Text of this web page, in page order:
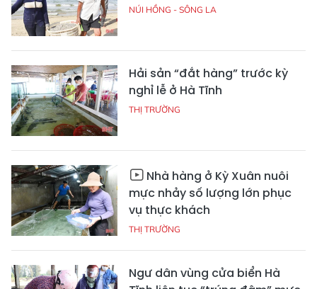
NÚI HỒNG - SÔNG LA
Hải sản “đắt hàng” trước kỳ
nghỉ lễ ở Hà Tĩnh
THỊ TRƯỜNG
Nhà hàng ở Kỳ Xuân nuôi
mực nhảy số lượng lớn phục
vụ thực khách
THỊ TRƯỜNG
Ngư dân vùng cửa biển Hà